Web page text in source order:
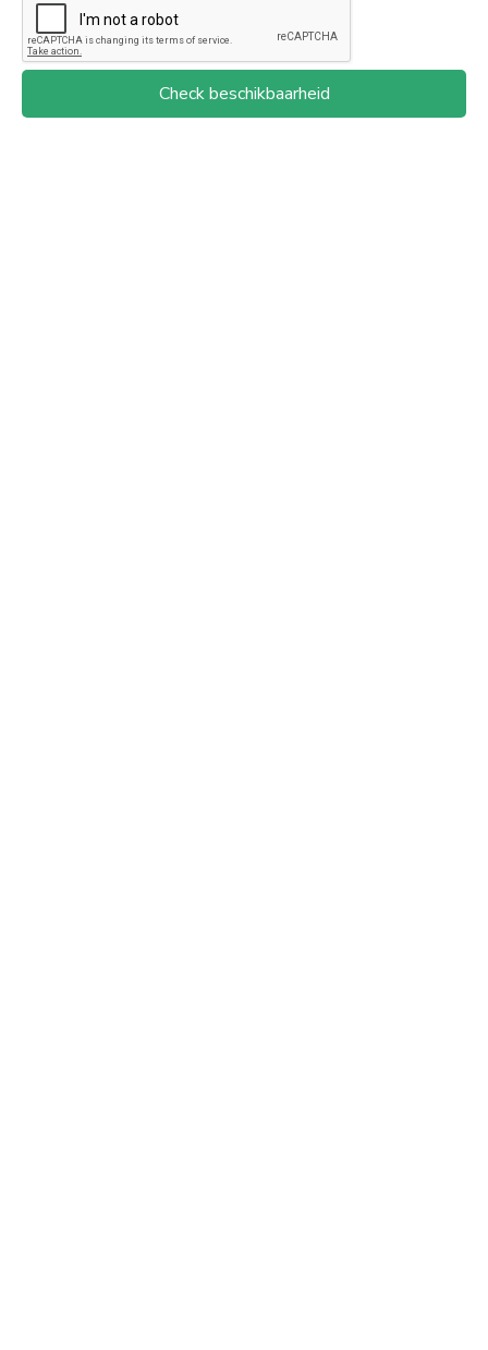
Check beschikbaarheid